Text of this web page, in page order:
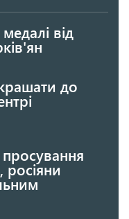
від
до
росіяни